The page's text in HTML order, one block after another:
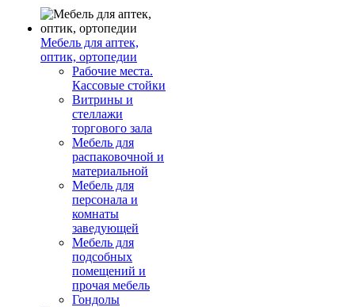
Мебель для аптек,
оптик, ортопедии
Рабочие места.
Кассовые стойки
Витрины и
стеллажи
торгового зала
Мебель для
распаковочной и
материальной
Мебель для
персонала и
комнаты
заведующей
Мебель для
подсобных
помещений и
прочая мебель
Гондолы